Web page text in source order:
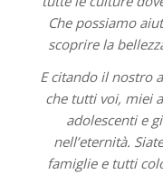
Che possiamo
scoprire la
E citando il nostro
che tutti voi, miei
adolescenti e
nell’eternità.
famiglie e tutti